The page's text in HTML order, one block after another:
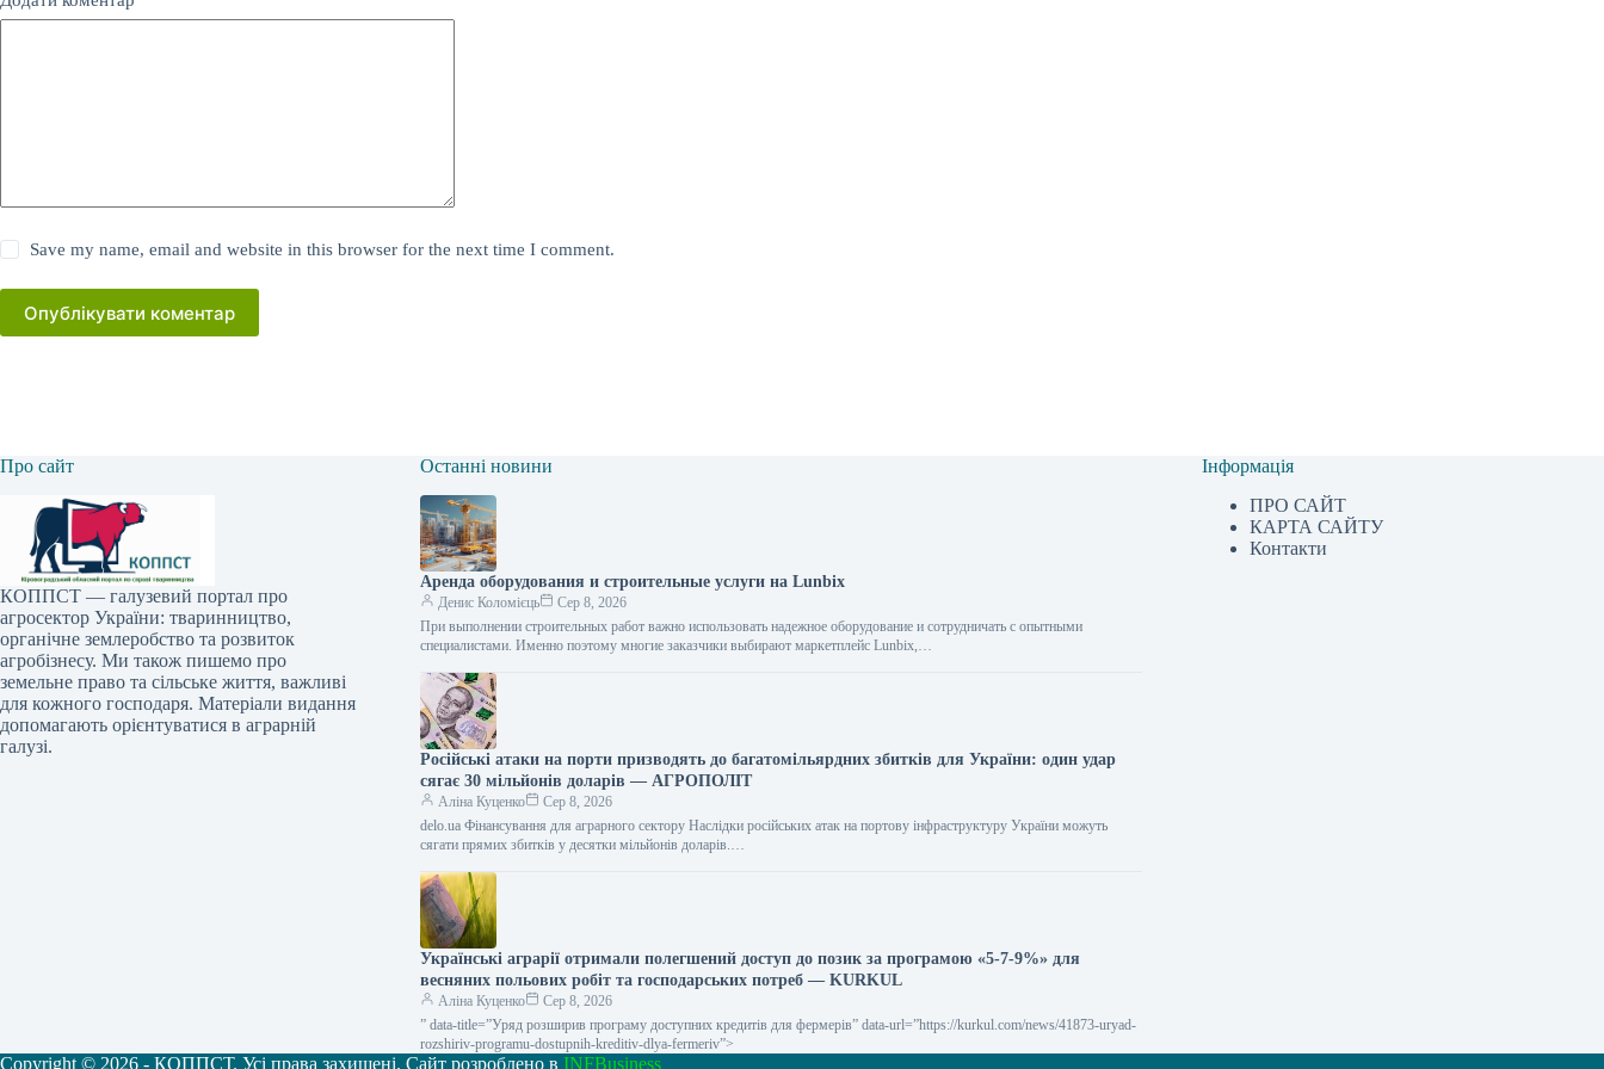
Save my name, email and website in this browser for the next time I comment.
Опублікувати коментар
Про сайт
КОППСТ — галузевий портал про
агросектор України: тваринництво,
органічне землеробство та розвиток
агробізнесу. Ми також пишемо про
земельне право та сільське життя, важливі
для кожного господаря. Матеріали видання
допомагають орієнтуватися в аграрній
галузі.
Останні новини
Аренда оборудования и строительные услуги на Lunbix
Денис Коломієць
Сер 8, 2026
При выполнении строительных работ важно использовать надежное оборудование и сотрудничать с опытными
специалистами. Именно поэтому многие заказчики выбирают маркетплейс Lunbix,…
Російські атаки на порти призводять до багатомільярдних збитків для України: один удар
сягає 30 мільйонів доларів — АГРОПОЛІТ
Аліна Куценко
Сер 8, 2026
delo.ua Фінансування для аграрного сектору Наслідки російських атак на портову інфраструктуру України можуть
сягати прямих збитків у десятки мільйонів доларів.…
Українські аграрії отримали полегшений доступ до позик за програмою «5-7-9%» для
весняних польових робіт та господарських потреб — KURKUL
Аліна Куценко
Сер 8, 2026
” data-title=”Уряд розширив програму доступних кредитів для фермерів” data-url=”https://kurkul.com/news/41873-uryad-
rozshiriv-programu-dostupnih-kreditiv-dlya-fermeriv”>
Інформація
ПРО САЙТ
КАРТА САЙТУ
Контакти
Copyright © 2026 - КОППСТ. Усі права захищені. Сайт розроблено в INFBusiness